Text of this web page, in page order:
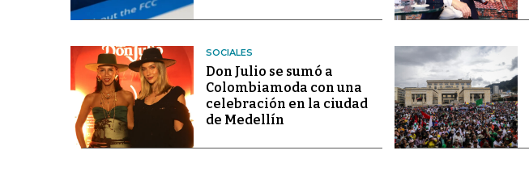
SOCIALES
Don Julio se sumó a
Colombiamoda con una
celebración en la ciudad
de Medellín